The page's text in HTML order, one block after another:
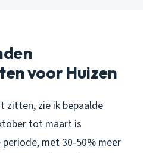
voor Huizen
zitten, zie ik bepaalde
tot maart is
met 30-50% meer